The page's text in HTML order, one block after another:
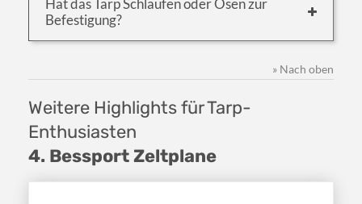
Befestigung?
» Nach oben
Weitere Highlights für Tarp-
Enthusiasten
4. Bessport Zeltplane